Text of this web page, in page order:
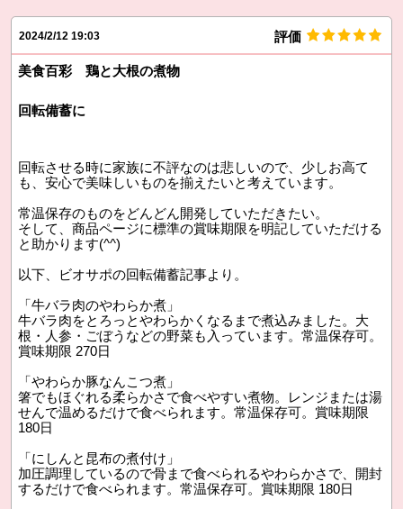
2024/2/12 19:03 評価
美食百彩 鶏と大根の煮物
回転備蓄に
回転させる時に家族に不評なのは悲しいので、少しお高て
も、安心で美味しいものを揃えたいと考えています。
常温保存のものをどんどん開発していただきたい。
そして、商品ページに標準の賞味期限を明記していただける
と助かります(^^)
以下、ビオサポの回転備蓄記事より。
「牛バラ肉のやわらか煮」
牛バラ肉をとろっとやわらかくなるまで煮込みました。大
根・人参・ごぼうなどの野菜も入っています。常温保存可。
賞味期限 270日
「やわらか豚なんこつ煮」
箸でもほぐれる柔らかさで食べやすい煮物。レンジまたは湯
せんで温めるだけで食べられます。常温保存可。賞味期限
180日
「にしんと昆布の煮付け」
加圧調理しているので骨まで食べられるやわらかさで、開封
するだけで食べられます。常温保存可。賞味期限 180日